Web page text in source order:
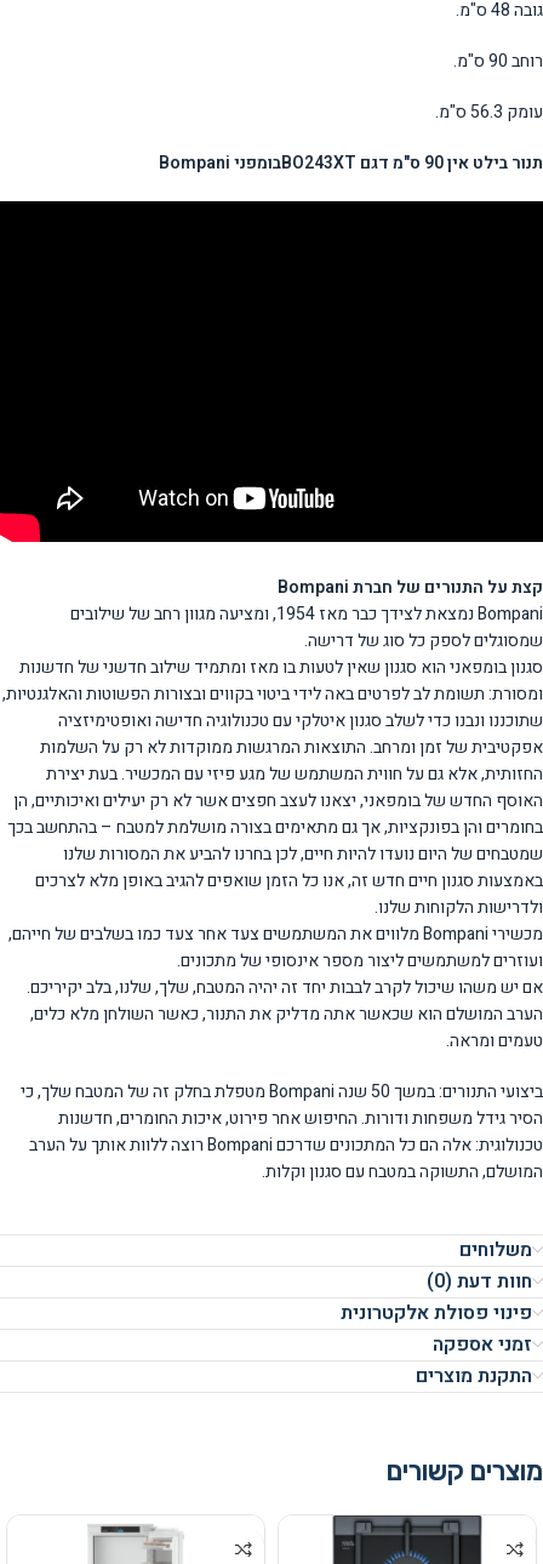
גובה 48 ס"מ.
רוחב 90 ס"מ.
עומק 56.3 ס"מ.
תנורבילט אין 90 ס"מ דגם BO243XTבומפניBompani
קצת על התנורים של חברת Bompani
Bompani נמצאת לצידך כבר מאז 1954, ומציעה מגוון רחב של שילובים
שמסוגלים לספק כל סוג של דרישה.
סגנון בומפאני הוא סגנון שאין לטעות בו מאז ומתמיד שילוב חדשני של חדשנות
ומסורת: תשומת לב לפרטים באה לידי ביטוי בקווים ובצורות הפשוטות והאלגנטיות,
שתוכננו ונבנו כדי לשלב סגנון איטלקי עם טכנולוגיה חדישה ואופטימיזציה
אפקטיבית של זמן ומרחב. התוצאות המרגשות ממוקדות לא רק על השלמות
החזותית, אלא גם על חווית המשתמש של מגע פיזי עם המכשיר. בעת יצירת
האוסף החדש של בומפאני, יצאנו לעצב חפצים אשר לא רק יעילים ואיכותיים, הן
בחומרים והן בפונקציות, אך גם מתאימים בצורה מושלמת למטבח – בהתחשב בכך
שמטבחים של היום נועדו להיות חיים, לכן בחרנו להביע את המסורות שלנו
באמצעות סגנון חיים חדש זה, אנו כל הזמן שואפים להגיב באופן מלא לצרכים
ולדרישות הלקוחות שלנו.
מכשירי Bompani מלווים את המשתמשים צעד אחר צעד כמו בשלבים של חייהם,
ועוזרים למשתמשים ליצור מספר אינסופי של מתכונים.
אם יש משהו שיכול לקרב לבבות יחד זה יהיה המטבח, שלך, שלנו, בלב יקיריכם.
הערב המושלם הוא שכאשר אתה מדליק את התנור, כאשר השולחן מלא כלים,
טעמים ומראה.
ביצועי התנורים: במשך 50 שנה Bompani מטפלת בחלק זה של המטבח שלך, כי
הסיר גידל משפחות ודורות. החיפוש אחר פירוט, איכות החומרים, חדשנות
טכנולוגית: אלה הם כל המתכונים שדרכם Bompani רוצה ללוות אותך על הערב
המושלם, התשוקה במטבח עם סגנון וקלות.
משלוחים
חוות דעת (0)
פינוי פסולת אלקטרונית
זמני אספקה
התקנת מוצרים
מוצרים קשורים